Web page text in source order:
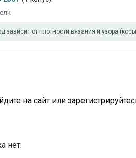
зависит от плотности вязания и узора
на сайт или
нет.